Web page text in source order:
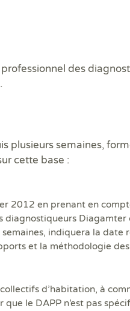
des
plusieurs semaines,
cette base :
2012 en prenant en
diagnostiqueurs Diagamter
indiquera la date
et la méthodologie
d’habitation, à
le DAPP n’est pas